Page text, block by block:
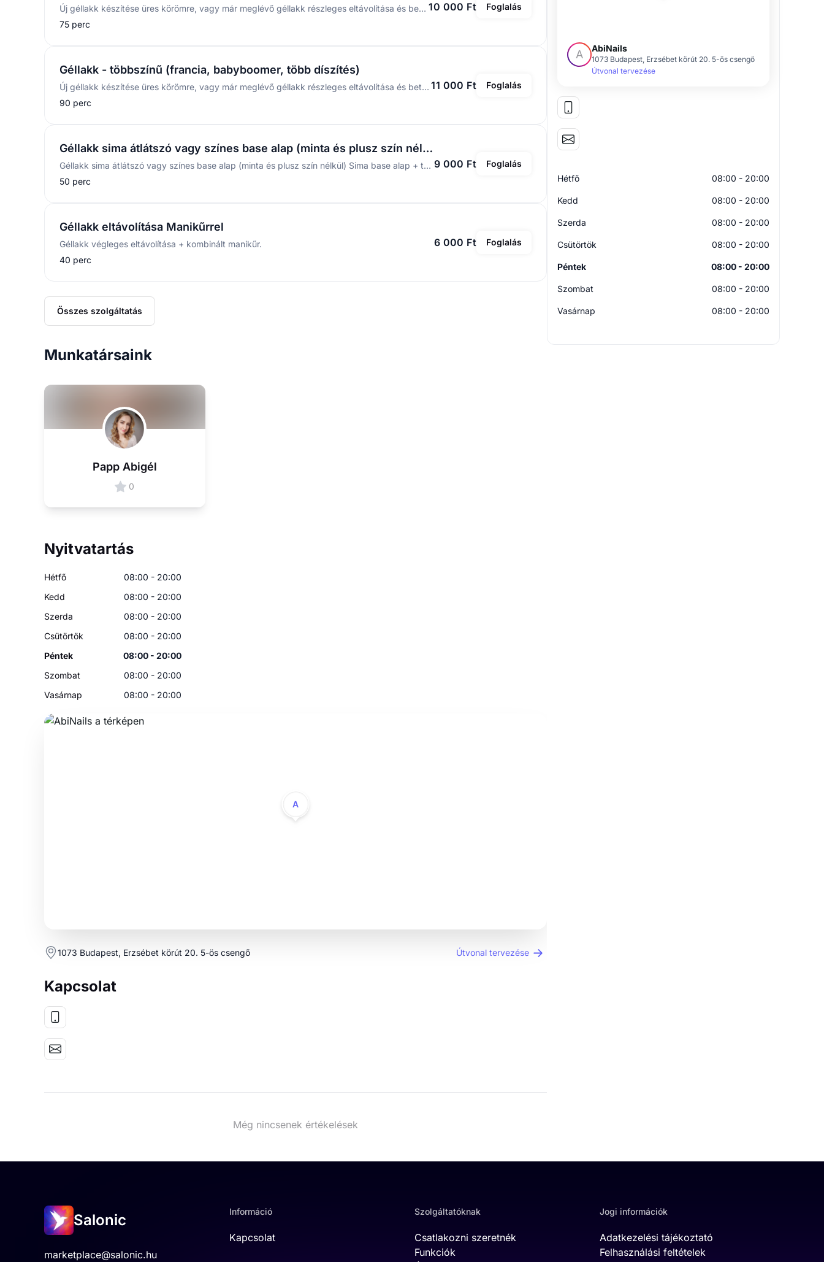
Új géllakk készítése üres körömre, vagy már meglévő géllakk részleges eltávolítása és betöltése, kombinált manikűrrel, kis díszítés.
75 perc
10 000 Ft Foglalás
Géllakk - többszínű (francia, babyboomer, több díszítés)
Új géllakk készítése üres körömre, vagy már meglévő géllakk részleges eltávolítása és betöltése, kombinált manikűrrel, több díszítés.
90 perc
11 000 Ft Foglalás
Géllakk sima átlátszó vagy színes base alap (minta és plusz szín nélkül)
Géllakk sima átlátszó vagy színes base alap (minta és plusz szín nélkül) Sima base alap + top gél.
50 perc
9 000 Ft Foglalás
Géllakk eltávolítása Manikűrrel
Géllakk végleges eltávolítása + kombinált manikűr.
40 perc
6 000 Ft Foglalás
Összes szolgáltatás
Munkatársaink
Papp Abigél
0
Nyitvatartás
Hétfő
08:00 - 20:00
Kedd
08:00 - 20:00
Szerda
08:00 - 20:00
Csütörtök
08:00 - 20:00
Péntek
08:00 - 20:00
Szombat
08:00 - 20:00
Vasárnap
08:00 - 20:00
A
1073 Budapest, Erzsébet körút 20. 5-ös csengő Útvonal tervezése
Kapcsolat
Még nincsenek értékelések
A AbiNails
1073 Budapest, Erzsébet körút 20. 5-ös csengő
Útvonal tervezése
Hétfő 08:00 - 20:00
Kedd 08:00 - 20:00
Szerda 08:00 - 20:00
Csütörtök 08:00 - 20:00
Péntek 08:00 - 20:00
Szombat 08:00 - 20:00
Vasárnap 08:00 - 20:00
Salonic
marketplace@salonic.hu
Információ
Kapcsolat
Szolgáltatóknak
Csatlakozni szeretnék
Funkciók
Jogi információk
Adatkezelési tájékoztató
Felhasználási feltételek